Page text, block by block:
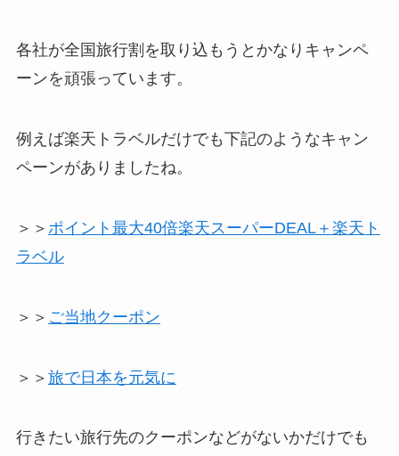
各社が全国旅行割を取り込もうとかなりキャンペ
ーンを頑張っています。
例えば楽天トラベルだけでも下記のようなキャン
ペーンがありましたね。
＞＞ ポイント最大40倍楽天スーパーDEAL＋楽天ト
ラベル
＞＞ ご当地クーポン
＞＞ 旅で日本を元気に
行きたい旅行先のクーポンなどがないかだけでも